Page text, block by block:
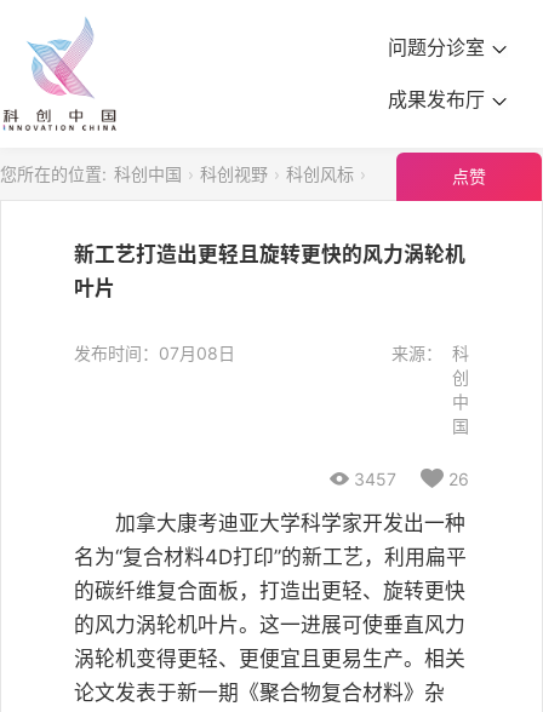
问题分诊室
成果发布厅
您所在的位置: 科创中国 科创视野 科创风标 点赞
新工艺打造出更轻且旋转更快的风力涡轮机
叶片
发布时间：07月08日 来源：
科
创
中
国
 26
 3457
加拿大康考迪亚大学科学家开发出一种
名为“复合材料4D打印”的新工艺，利用扁平
的碳纤维复合面板，打造出更轻、旋转更快
的风力涡轮机叶片。这一进展可使垂直风力
涡轮机变得更轻、更便宜且更易生产。相关
论文发表于新一期《聚合物复合材料》杂